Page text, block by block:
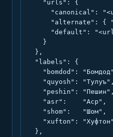
    "urls": {
"canonical":
"alternate": {
"default":
    }
  },
  "labels": {
"bomdod":
    "quyosh": "Тулуъ",
    "peshin": "Пешин",
    "asr":    "Аср",
    "shom":   "Шом",
    "xufton": "Хуфтон"
  },